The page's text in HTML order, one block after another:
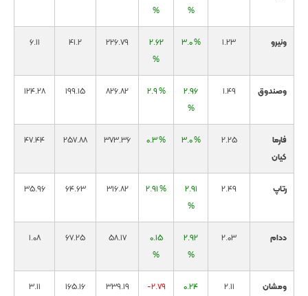
%
%
ونیرو 1.23
3.0 %
2.62
%
226.79
41.2
6.11
وصندوق 1.49
2.96
%
2.9 %
826.82
199.15
124.28
فارما
کیان
2.25
3.0 %
0.3 %
373.36
257.88
47.44
رتاپ 2.49
2.91
%
2.91 %
316.82
64.63
35.96
ددام 2.03
2.92
%
0.15
%
58.17
67.25
1.08
ومشان 2.11
0.24
-2.79
339.19
165.16
3.11